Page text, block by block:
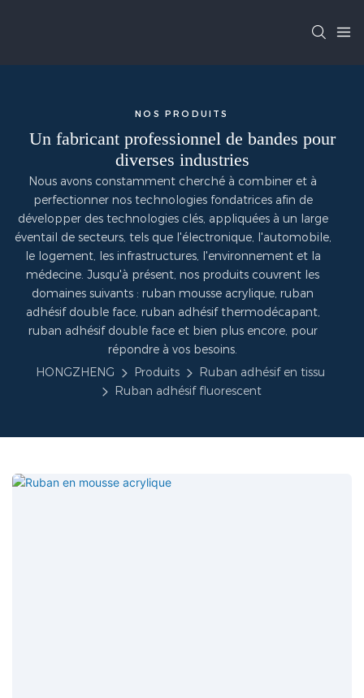
NOS PRODUITS
Un fabricant professionnel de bandes pour
diverses industries
Nous avons constamment cherché à combiner et à
perfectionner nos technologies fondatrices afin de
développer des technologies clés, appliquées à un large
éventail de secteurs, tels que l'électronique, l'automobile,
le logement, les infrastructures, l'environnement et la
médecine. Jusqu'à présent, nos produits couvrent les
domaines suivants : ruban mousse acrylique, ruban
adhésif double face, ruban adhésif thermodécapant,
ruban adhésif double face et bien plus encore, pour
répondre à vos besoins.
HONGZHENG
Produits
Ruban adhésif en tissu
Ruban adhésif fluorescent